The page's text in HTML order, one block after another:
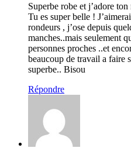
Superbe robe et j’adore
Tu es super belle !
rondeurs , j’ose depuis
manches..mais seulement
personnes proches ..et
beaucoup de travail a faire
superbe.. Bisou
Répondre